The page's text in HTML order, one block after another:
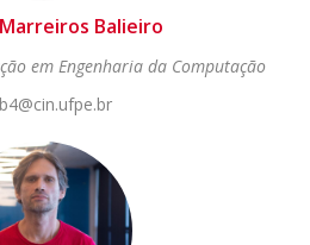
Balieiro
em Engenharia da Computação
@cin.ufpe.br